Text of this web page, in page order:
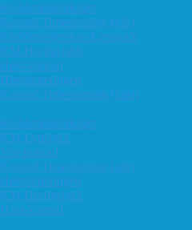
Klubbmesterskapet
Konrad Timestrening (vår)
Klubbmesterskap Lynsjakk
KM Hurtigsjakk
Høst-konrad
Høstturneringen
Konrad Timestrening (høst)
Klubbmesterskapet
KM Lynsjakk
Vår-konrad
Konrad Timestrening (vår)
Høstturneringen
KM Hurtigsjakk
Høst-konrad